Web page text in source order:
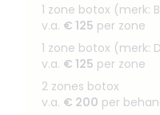
1 zone botox (merk:
v.a. € 125 per zone
1 zone botox (merk:
v.a. € 125 per zone
2 zones botox
v.a. € 200 per